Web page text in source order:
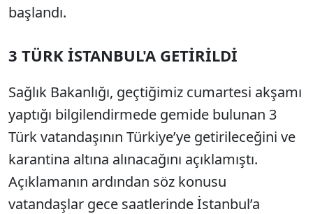
başlandı.
3 TÜRK İSTANBUL'A GETİRİLDİ
Sağlık Bakanlığı, geçtiğimiz cumartesi akşamı
yaptığı bilgilendirmede gemide bulunan 3
Türk vatandaşının Türkiye’ye getirileceğini ve
karantina altına alınacağını açıklamıştı.
Açıklamanın ardından söz konusu
vatandaşlar gece saatlerinde İstanbul’a